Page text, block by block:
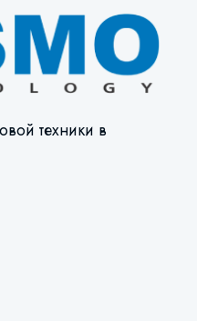
техники в